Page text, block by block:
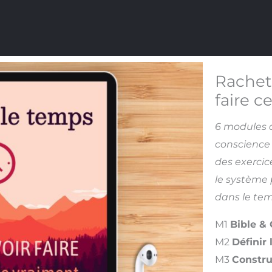
faire
6 modules
des
le système
dans le
M1 Bible &
M2 Définir
M3